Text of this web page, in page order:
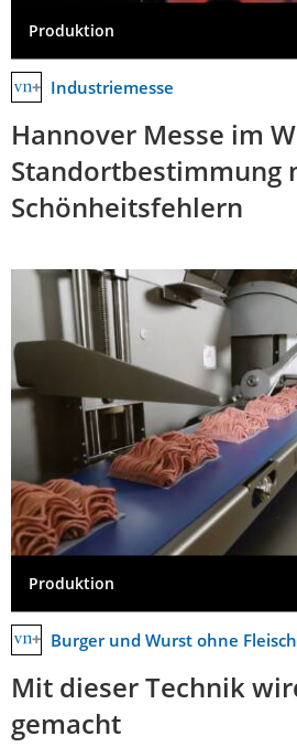
Produktion
Industriemesse
Hannover Messe im
Standortbestimmung
Schönheitsfehlern
Produktion
Burger und Wurst ohne Fleisch
Mit dieser Technik
gemacht